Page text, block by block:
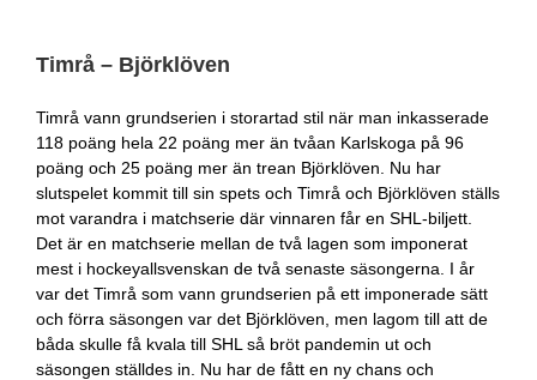
Timrå – Björklöven
Timrå vann grundserien i storartad stil när man inkasserade
118 poäng hela 22 poäng mer än tvåan Karlskoga på 96
poäng och 25 poäng mer än trean Björklöven. Nu har
slutspelet kommit till sin spets och Timrå och Björklöven ställs
mot varandra i matchserie där vinnaren får en SHL-biljett.
Det är en matchserie mellan de två lagen som imponerat
mest i hockeyallsvenskan de två senaste säsongerna. I år
var det Timrå som vann grundserien på ett imponerade sätt
och förra säsongen var det Björklöven, men lagom till att de
båda skulle få kvala till SHL så bröt pandemin ut och
säsongen ställdes in. Nu har de fått en ny chans och